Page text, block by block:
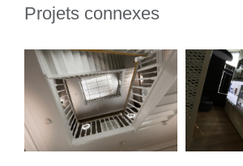
Projets connexes